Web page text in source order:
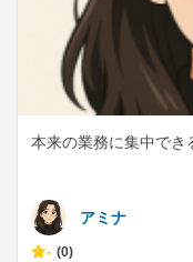
本来の業務に集中でき
アミナ
- (0)